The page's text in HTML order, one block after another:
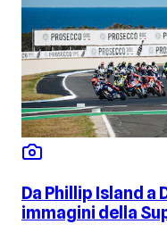
Da Phillip Island
immagini della